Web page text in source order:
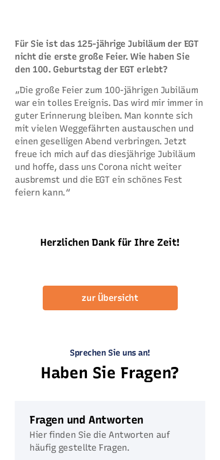
Für Sie ist das 125-jährige Jubiläum der EGT
nicht die erste große Feier. Wie haben Sie
den 100. Geburtstag der EGT erlebt?
„Die große Feier zum 100-jährigen Jubiläum
war ein tolles Ereignis. Das wird mir immer in
guter Erinnerung bleiben. Man konnte sich
mit vielen Weggefährten austauschen und
einen geselligen Abend verbringen. Jetzt
freue ich mich auf das diesjährige Jubiläum
und hoffe, dass uns Corona nicht weiter
ausbremst und die EGT ein schönes Fest
feiern kann.“
Herzlichen Dank für Ihre Zeit!
zur Übersicht
Sprechen Sie uns an!
Haben Sie Fragen?
Fragen und Antworten
Hier finden Sie die Antworten auf
häufig gestellte Fragen.